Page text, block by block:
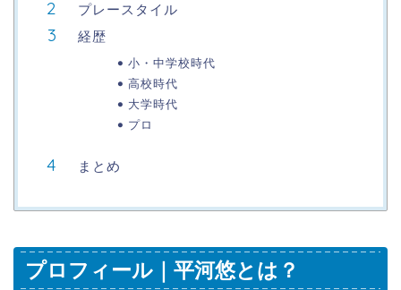
プレースタイル
経歴
小・中学校時代
高校時代
大学時代
プロ
まとめ
プロフィール｜平河悠とは？